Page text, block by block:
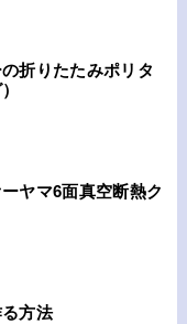
折りたたみポリタ
ヤマ6面真空断熱ク
方法